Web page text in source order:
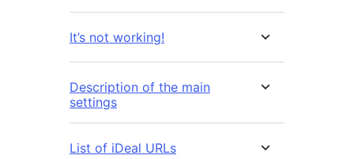
It’s not working!
Description of the main
settings
List of iDeal URLs